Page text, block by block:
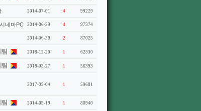
2014-07-01 4 99229
네마PC 2014-06-29 4 97374
2014-06-30 2 87025
팀 2018-12-20 1 62330
팀 2018-03-27 1 56393
2017-05-04 1 59681
팀 2014-09-19 1 80940